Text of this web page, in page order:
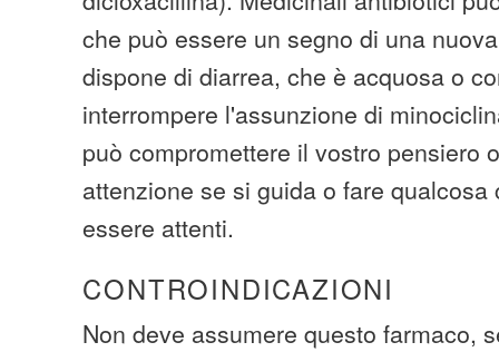
che può essere un segno di una
dispone di diarrea, che è acquosa o
interrompere l'assunzione di
può compromettere il vostro pensiero
attenzione se si guida o fare qualcosa
essere attenti.
CONTROINDICAZIONI
Non deve assumere questo farmaco,